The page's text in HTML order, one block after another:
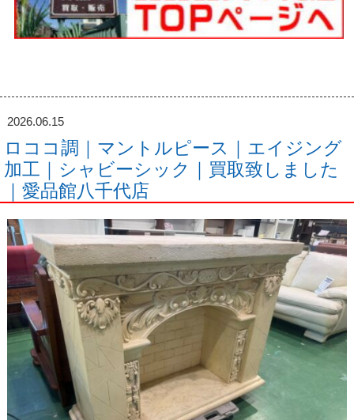
2026.06.15
ロココ調｜マントルピース｜エイジング
加工｜シャビーシック｜買取致しました
｜愛品館八千代店